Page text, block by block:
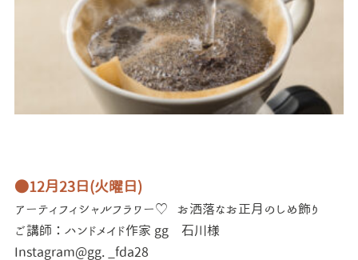
●12月23日(火曜日)
アーティフィシャルフラワー♡ お洒落なお正月のしめ飾り
ご講師：ハンドメイド作家 gg 石川様
Instagram@gg. _fda28